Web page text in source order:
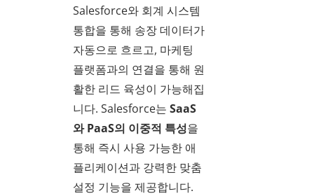
Salesforce와 회계 시스템
통합을 통해 송장 데이터가
자동으로 흐르고, 마케팅
플랫폼과의 연결을 통해 원
활한 리드 육성이 가능해집
니다. Salesforce는 SaaS
와 PaaS의 이중적 특성을
통해 즉시 사용 가능한 애
플리케이션과 강력한 맞춤
설정 기능을 제공합니다.